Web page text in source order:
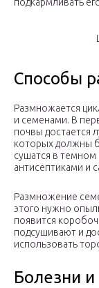
Способы
Размножается
и семенами. В
почвы достается
которых должны
сушатся в темном
антисептиками и
Размножение
этого нужно
появится
подсушивают и
использовать
Болезни